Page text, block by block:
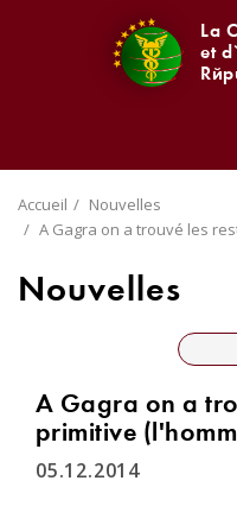
La
et
Accueil
Nouvelles
A Gagra on a trouvé les
Nouvelles
A Gagra on a
primitive
05.12.2014